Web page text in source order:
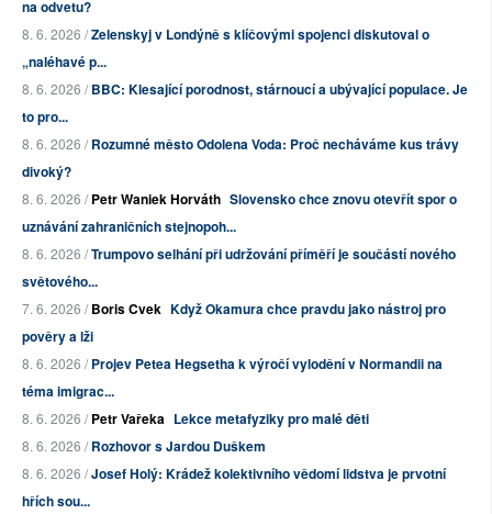
na odvetu?
8. 6. 2026 /Zelenskyj v Londýně s klíčovými spojenci diskutoval o
„naléhavé p...
8. 6. 2026 /BBC: Klesající porodnost, stárnoucí a ubývající populace. Je
to pro...
8. 6. 2026 /Rozumné město Odolena Voda: Proč necháváme kus trávy
divoký?
8. 6. 2026 /Petr Waniek Horváth Slovensko chce znovu otevřít spor o
uznávání zahraničních stejnopoh...
8. 6. 2026 /Trumpovo selhání při udržování příměří je součástí nového
světového...
7. 6. 2026 /Boris Cvek Když Okamura chce pravdu jako nástroj pro
pověry a lži
8. 6. 2026 /Projev Petea Hegsetha k výročí vylodění v Normandii na
téma imigrac...
8. 6. 2026 /Petr Vařeka Lekce metafyziky pro malé děti
8. 6. 2026 /Rozhovor s Jardou Duškem
8. 6. 2026 /Josef Holý: Krádež kolektivního vědomí lidstva je prvotní
hřích sou...